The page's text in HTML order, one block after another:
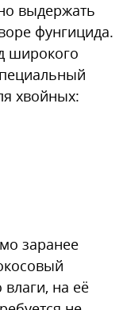
выдержать
фунгицида.
широкого
хвойных:
заранее
на её